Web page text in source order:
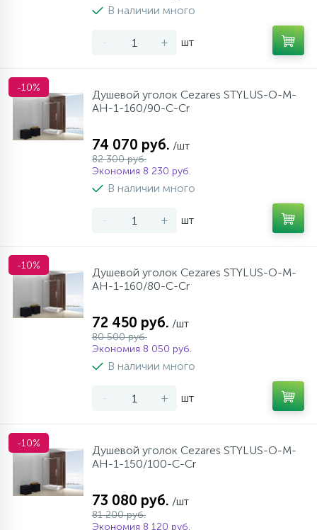
В наличии много
- + шт
-10%
Душевой уголок Cezares STYLUS-O-M-
AH-1-160/90-C-Cr
74 070 руб. /шт
82 300 руб.
Экономия 8 230 руб.
В наличии много
- + шт
-10%
Душевой уголок Cezares STYLUS-O-M-
AH-1-160/80-C-Cr
72 450 руб. /шт
80 500 руб.
Экономия 8 050 руб.
В наличии много
- + шт
-10%
Душевой уголок Cezares STYLUS-O-M-
AH-1-150/100-C-Cr
73 080 руб. /шт
81 200 руб.
Экономия 8 120 руб.